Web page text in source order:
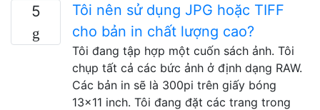
5
Tôi nên sử dụng JPG hoặc TIFF
cho bản in chất lượng cao?
Tôi đang tập hợp một cuốn sách ảnh. Tôi
chụp tất cả các bức ảnh ở định dạng RAW.
Các bản in sẽ là 300pi trên giấy bóng
13x11 inch. Tôi đang đặt các trang trong